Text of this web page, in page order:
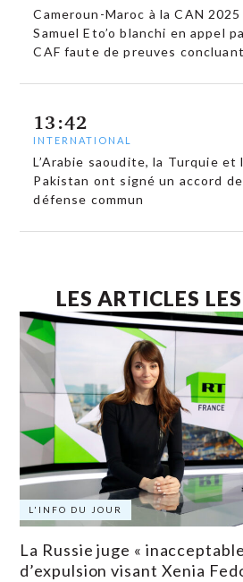
Cameroun-Maroc à la CAN 2025
Samuel Eto’o blanchi en appel
CAF faute de preuves
13:42
INTERNATIONAL
L’Arabie saoudite, la Turquie et
Pakistan ont signé un accord de
défense commun
LES ARTICLES
L'INFO DU JOUR
La Russie juge «
d’expulsion visant Xenia